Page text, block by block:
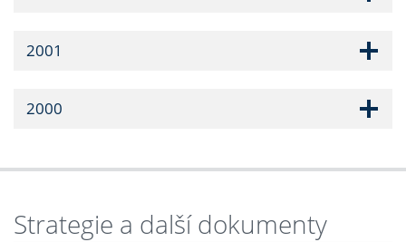
2001
2000
Strategie a další dokumenty